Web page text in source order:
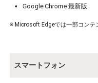
Google Chrome 最新版
※ Microsoft Edgeでは一部コンテ
スマートフォン